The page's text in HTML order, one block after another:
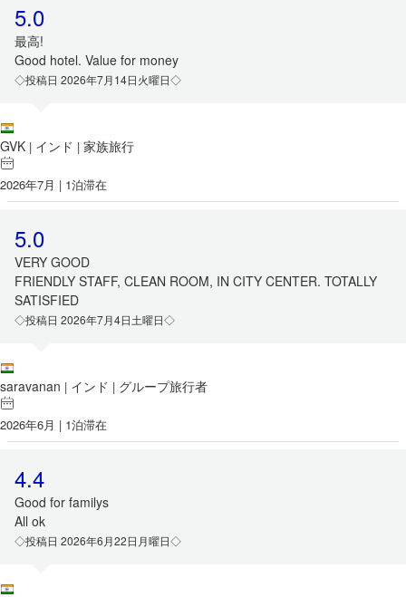
5.0
最高!
Good hotel. Value for money
◇投稿日 2026年7月14日火曜日◇
GVK | インド | 家族旅行
2026年7月 | 1泊滞在
5.0
VERY GOOD
FRIENDLY STAFF, CLEAN ROOM, IN CITY CENTER. TOTALLY
SATISFIED
◇投稿日 2026年7月4日土曜日◇
saravanan | インド | グループ旅行者
2026年6月 | 1泊滞在
4.4
Good for familys
All ok
◇投稿日 2026年6月22日月曜日◇